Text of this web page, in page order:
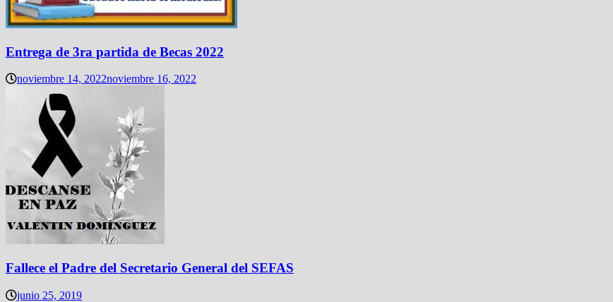
Entrega de 3ra partida de Becas 2022
noviembre 14, 2022noviembre 16, 2022
Fallece el Padre del Secretario General del SEFAS
junio 25, 2019